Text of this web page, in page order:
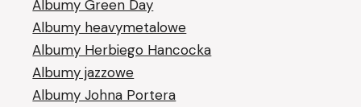
Albumy Green Day
Albumy heavymetalowe
Albumy Herbiego Hancocka
Albumy jazzowe
Albumy Johna Portera